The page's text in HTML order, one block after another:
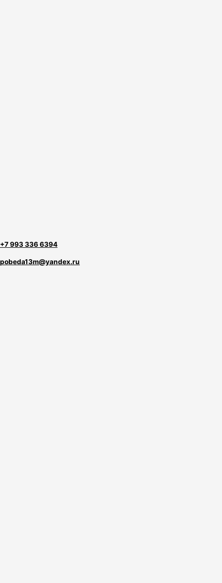
+7 993 336 6394
pobeda13m@yandex.ru